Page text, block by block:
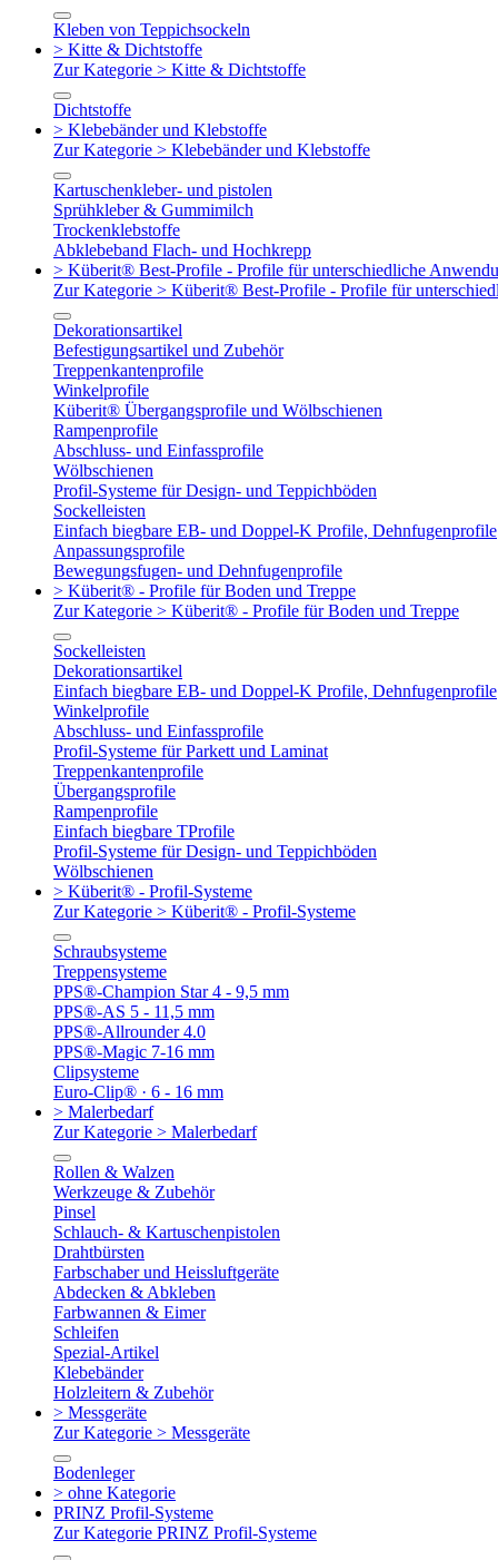
Kleben von Teppichsockeln
> Kitte & Dichtstoffe
Zur Kategorie > Kitte & Dichtstoffe
Dichtstoffe
> Klebebänder und Klebstoffe
Zur Kategorie > Klebebänder und Klebstoffe
Kartuschenkleber- und pistolen
Sprühkleber & Gummimilch
Trockenklebstoffe
Abklebeband Flach- und Hochkrepp
> Küberit® Best-Profile - Profile für unterschiedliche
Zur Kategorie > Küberit® Best-Profile - Profile für
Dekorationsartikel
Befestigungsartikel und Zubehör
Treppenkantenprofile
Winkelprofile
Küberit® Übergangsprofile und Wölbschienen
Rampenprofile
Abschluss- und Einfassprofile
Wölbschienen
Profil-Systeme für Design- und Teppichböden
Sockelleisten
Einfach biegbare EB- und Doppel-K Profile, Dehnfugenprofile
Anpassungsprofile
Bewegungsfugen- und Dehnfugenprofile
> Küberit® - Profile für Boden und Treppe
Zur Kategorie > Küberit® - Profile für Boden und Treppe
Sockelleisten
Dekorationsartikel
Einfach biegbare EB- und Doppel-K Profile, Dehnfugenprofile
Winkelprofile
Abschluss- und Einfassprofile
Profil-Systeme für Parkett und Laminat
Treppenkantenprofile
Übergangsprofile
Rampenprofile
Einfach biegbare TProfile
Profil-Systeme für Design- und Teppichböden
Wölbschienen
> Küberit® - Profil-Systeme
Zur Kategorie > Küberit® - Profil-Systeme
Schraubsysteme
Treppensysteme
PPS®-Champion Star 4 - 9,5 mm
PPS®-AS 5 - 11,5 mm
PPS®-Allrounder 4.0
PPS®-Magic 7-16 mm
Clipsysteme
Euro-Clip® · 6 - 16 mm
> Malerbedarf
Zur Kategorie > Malerbedarf
Rollen & Walzen
Werkzeuge & Zubehör
Pinsel
Schlauch- & Kartuschenpistolen
Drahtbürsten
Farbschaber und Heissluftgeräte
Abdecken & Abkleben
Farbwannen & Eimer
Schleifen
Spezial-Artikel
Klebebänder
Holzleitern & Zubehör
> Messgeräte
Zur Kategorie > Messgeräte
Bodenleger
> ohne Kategorie
PRINZ Profil-Systeme
Zur Kategorie PRINZ Profil-Systeme